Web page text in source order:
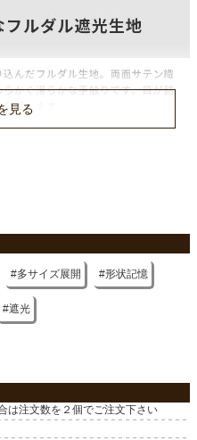
下さい）
多サイズ展開 形状記憶
遮光
は注文数を２個でご注文下さい